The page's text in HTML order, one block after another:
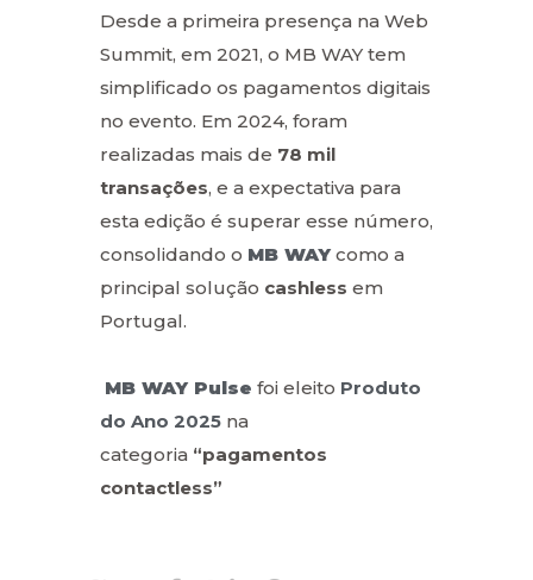
Desde a primeira presença na Web
Summit, em 2021, o MB WAY tem
simplificado os pagamentos digitais
no evento. Em 2024, foram
realizadas mais de 78 mil
transações, e a expectativa para
esta edição é superar esse número,
consolidando o MB WAY como a
principal solução cashless em
Portugal.
MB WAY Pulse foi eleito Produto
do Ano 2025 na
categoria “pagamentos
contactless”